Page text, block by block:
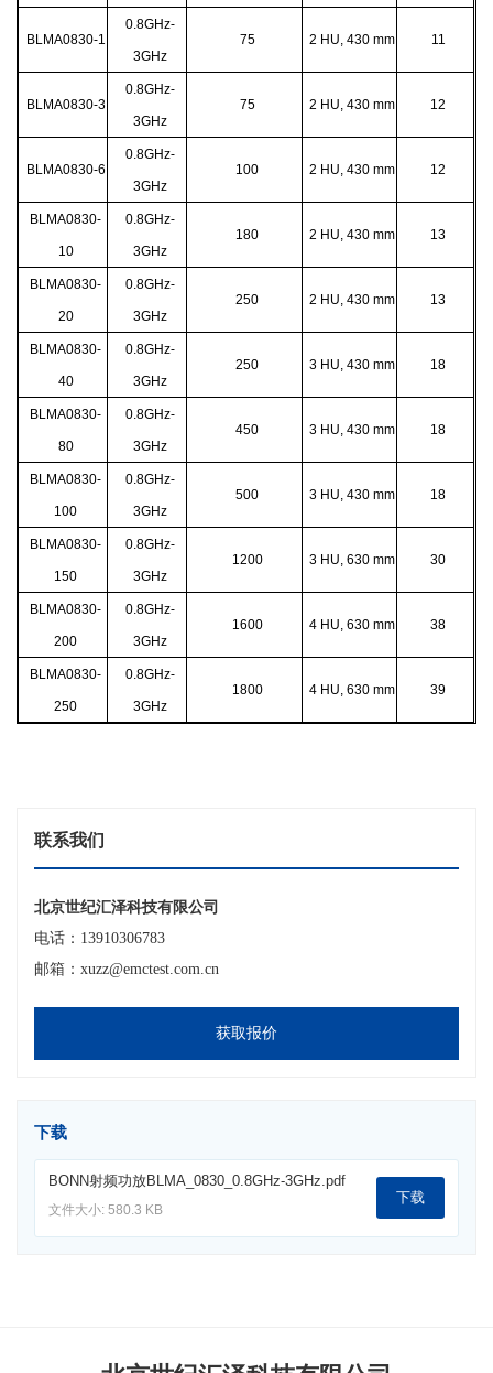
BLMA0830-1
0.8GHz-
3GHz
75 2 HU, 430 mm 11
BLMA0830-3
0.8GHz-
3GHz
75 2 HU, 430 mm 12
BLMA0830-6
0.8GHz-
3GHz
100 2 HU, 430 mm 12
BLMA0830-
10
0.8GHz-
3GHz
180 2 HU, 430 mm 13
BLMA0830-
20
0.8GHz-
3GHz
250 2 HU, 430 mm 13
BLMA0830-
40
0.8GHz-
3GHz
250 3 HU, 430 mm 18
BLMA0830-
80
0.8GHz-
3GHz
450 3 HU, 430 mm 18
BLMA0830-
100
0.8GHz-
3GHz
500 3 HU, 430 mm 18
BLMA0830-
150
0.8GHz-
3GHz
1200 3 HU, 630 mm 30
BLMA0830-
200
0.8GHz-
3GHz
1600 4 HU, 630 mm 38
BLMA0830-
250
0.8GHz-
3GHz
1800 4 HU, 630 mm 39
联系我们
北京世纪汇泽科技有限公司
电话：13910306783
邮箱：xuzz@emctest.com.cn
获取报价
下载
BONN射频功放BLMA_0830_0.8GHz-3GHz.pdf
文件大小: 580.3 KB
下载